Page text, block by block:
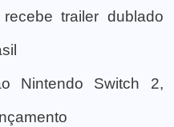
recebe trailer dublado
Nintendo Switch 2,